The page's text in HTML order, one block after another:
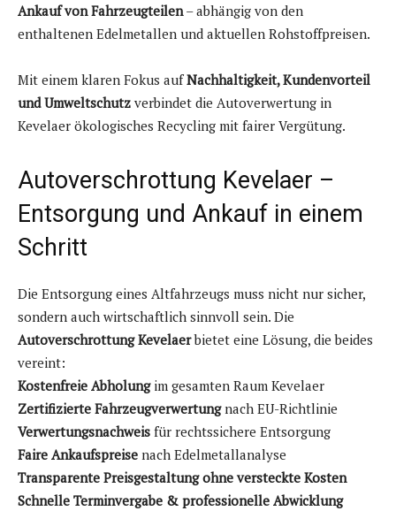
Ankauf von Fahrzeugteilen– abhängig von den
enthaltenen Edelmetallen und aktuellen Rohstoffpreisen.
Mit einem klaren Fokus aufNachhaltigkeit, Kundenvorteil
und Umweltschutz verbindet die Autoverwertung in
Kevelaer ökologisches Recycling mit fairer Vergütung.
Autoverschrottung Kevelaer –
Entsorgung und Ankauf in einem
Schritt
Die Entsorgung eines Altfahrzeugs muss nicht nur sicher,
sondern auch wirtschaftlich sinnvoll sein. Die
Autoverschrottung Kevelaerbietet eine Lösung, die beides
vereint:
Kostenfreie Abholungim gesamten Raum Kevelaer
Zertifizierte Fahrzeugverwertungnach EU-Richtlinie
Verwertungsnachweis für rechtssichere Entsorgung
Faire Ankaufspreise nach Edelmetallanalyse
Transparente Preisgestaltung ohne versteckte Kosten
Schnelle Terminvergabe & professionelle Abwicklung